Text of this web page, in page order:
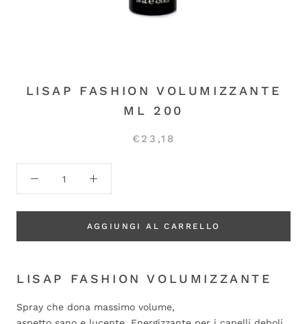
LISAP FASHION VOLUMIZZANTE
ML 200
€23,18
AGGIUNGI AL CARRELLO
LISAP FASHION VOLUMIZZANTE
Spray che dona massimo volume,